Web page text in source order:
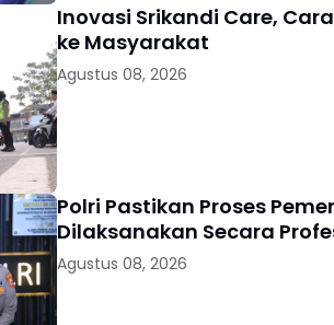
Inovasi Srikandi Care,
ke Masyarakat
Agustus 08, 2026
Polri Pastikan Proses
Dilaksanakan Secara
Agustus 08, 2026